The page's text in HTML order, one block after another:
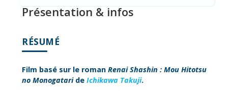
Présentation & infos
RÉSUMÉ
Film basé sur le roman Renai Shashin : Mou Hitotsu
no Monogataride Ichikawa Takuji.